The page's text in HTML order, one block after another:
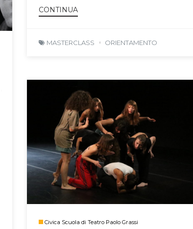
CONTINUA
MASTERCLASS ORIENTAMENTO
Civica Scuola di Teatro Paolo Grassi